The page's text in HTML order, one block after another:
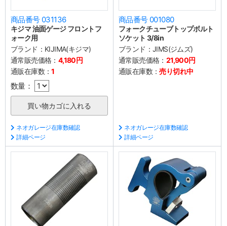
商品番号 031136
キジマ 油面ゲージ フロントフ
ォーク用
ブランド： KIJIMA(キジマ)
通常販売価格： 4,180円
通販在庫数：1
数量：
ネオガレージ在庫数確認
詳細ページ
商品番号 001080
フォークチューブトップボルト
ソケット 3/8in
ブランド： JIMS(ジムズ)
通常販売価格： 21,900円
通販在庫数：売り切れ中
ネオガレージ在庫数確認
詳細ページ